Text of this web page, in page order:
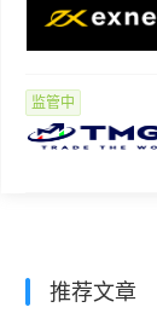
监管中
推荐文章